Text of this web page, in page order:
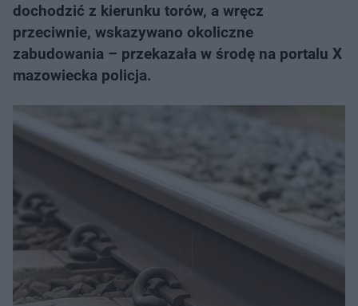
dochodzić z kierunku torów, a wręcz
przeciwnie, wskazywano okoliczne
zabudowania – przekazała w środę na portalu X
mazowiecka policja.